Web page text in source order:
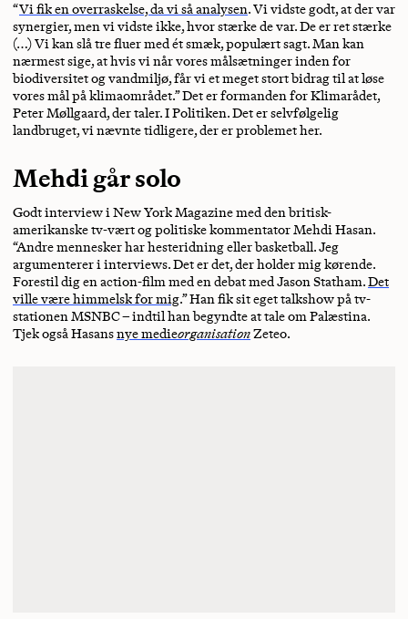
“Vi fik en overraskelse, da vi så analysen. Vi vidste godt, at der var
synergier, men vi vidste ikke, hvor stærke de var. De er ret stærke
(…) Vi kan slå tre fluer med ét smæk, populært sagt. Man kan
nærmest sige, at hvis vi når vores målsætninger inden for
biodiversitet og vandmiljø, får vi et meget stort bidrag til at løse
vores mål på klimaområdet.” Det er formanden for Klimarådet,
Peter Møllgaard, der taler. I Politiken. Det er selvfølgelig
landbruget, vi nævnte tidligere, der er problemet her.
Mehdi går solo
Godt interview i New York Magazine med den britisk-
amerikanske tv-vært og politiske kommentator Mehdi Hasan.
“Andre mennesker har hesteridning eller basketball. Jeg
argumenterer i interviews. Det er det, der holder mig kørende.
Forestil dig en action-film med en debat med Jason Statham.Det
ville være himmelsk for mig.” Han fik sit eget talkshow på tv-
stationen MSNBC – indtil han begyndte at tale om Palæstina.
Tjek også Hasansnye medieorganisationZeteo.